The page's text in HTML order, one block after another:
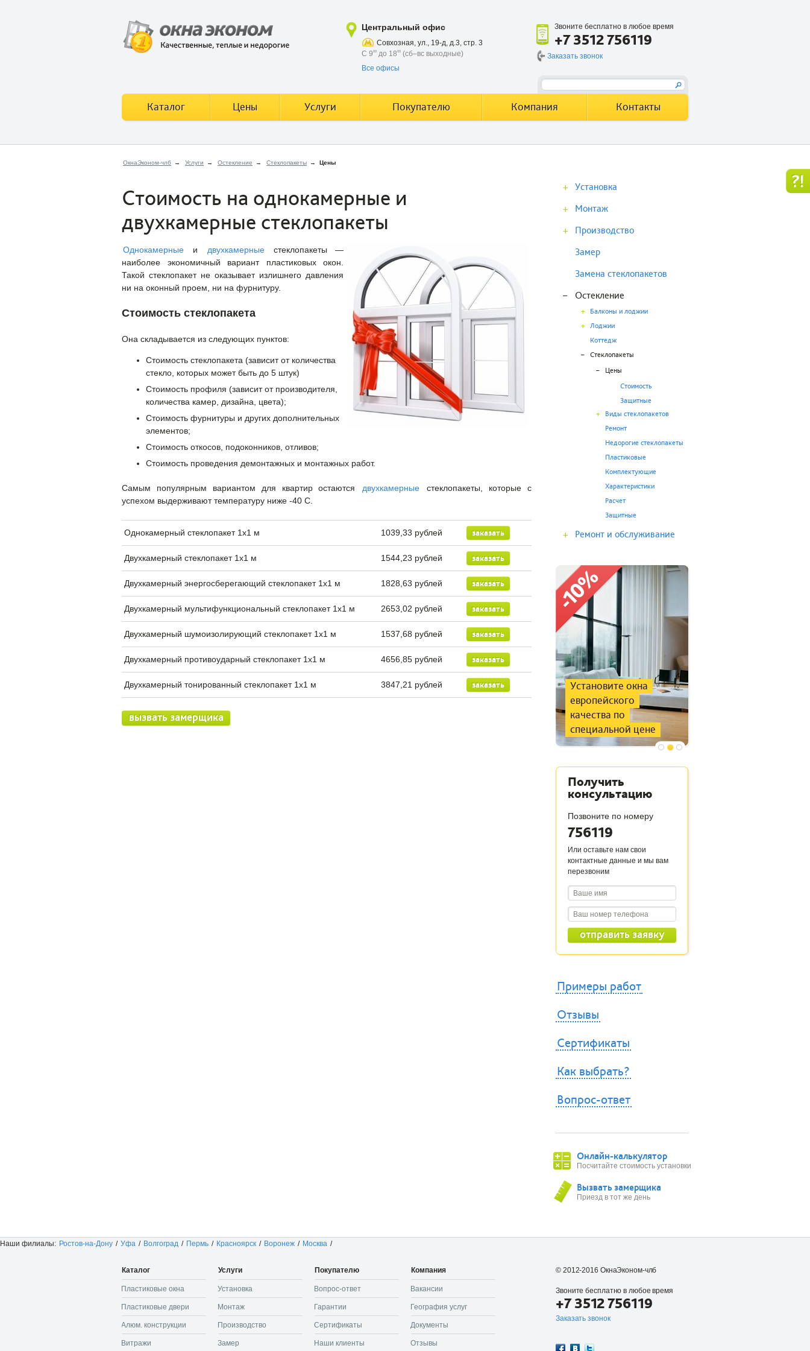
ОкнаЭконом-члб → Услуги → Остекление → Стеклопакеты → Цены
Стоимость на однокамерные и
двухкамерные стеклопакеты
Однокамерные и двухкамерные
стеклопакеты —
наиболее экономичный вариант пластиковых окон.
Такой стеклопакет не оказывает излишнего давления
ни на оконный проем, ни на фурнитуру.
Стоимость стеклопакета
Она складывается из следующих пунктов:
Стоимость стеклопакета (зависит от количества
стекло, которых может быть до 5 штук)
Стоимость профиля (зависит от производителя,
количества камер, дизайна, цвета);
Стоимость фурнитуры и других дополнительных
элементов;
Стоимость откосов, подоконников, отливов;
Стоимость проведения демонтажных и монтажных работ.
Самым популярным вариантом для квартир остаются двухкамерные
стеклопакеты, которые с
успехом выдерживают температуру ниже -40 С.
Однокамерный стеклопакет 1х1 м 1039,33 рублей заказать
Двухкамерный стеклопакет 1х1 м 1544,23 рублей заказать
Двухкамерный энергосберегающий стеклопакет 1х1 м 1828,63 рублей заказать
Двухкамерный мультифункциональный стеклопакет 1х1 м 2653,02 рублей заказать
Двухкамерный шумоизолирующий стеклопакет 1х1 м 1537,68 рублей заказать
Двухкамерный противоударный стеклопакет 1х1 м 4656,85 рублей заказать
Двухкамерный тонированный стеклопакет 1х1 м 3847,21 рублей заказать
вызвать замерщика
+
Установка
+
Монтаж
+
Производство
Замер
Замена стеклопакетов
–
Остекление
+
Балконы и лоджии
+
Лоджии
Коттедж
–
Стеклопакеты
–
Цены
Стоимость
Защитные
+
Виды стеклопакетов
Ремонт
Недорогие стеклопакеты
Пластиковые
Комплектующие
Характеристики
Расчет
Защитные
+ Ремонт и обслуживание
Установите окна
европейского
качества по
специальной цене
Получить
консультацию
Позвоните по номеру
756119
Или оставьте нам свои
контактные данные и мы вам
перезвоним
Примеры работ
Отзывы
Сертификаты
Как выбрать?
Вопрос-ответ
Онлайн-калькулятор
Посчитайте стоимость установки
Вызвать замерщика
Приезд в тот же день
Центральный офис
Совхозная, ул., 19-д, д.3, стр. 3
С 900 до 1800 (сб–вс выходные)
Все офисы
Звоните бесплатно в любое время
+7 3512 756119
Заказать звонок
Каталог Цены Услуги Покупателю Компания Контакты
Каталог
Пластиковые окна
Пластиковые двери
Алюм. конструкции
Витражи
Услуги
Установка
Монтаж
Производство
Замер
Покупателю
Вопрос-ответ
Гарантии
Сертификаты
Наши клиенты
Компания
Вакансии
География услуг
Документы
Отзывы
© 2012-2016 ОкнаЭконом-члб
Звоните бесплатно в любое время
+7 3512 756119
Заказать звонок
Наши филиалы: Ростов-на-Дону / Уфа / Волгоград / Пермь / Красноярск / Воронеж / Москва /